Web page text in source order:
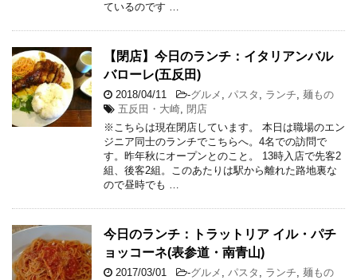
ているのです …
【閉店】今日のランチ：イタリアンバル
バローレ(五反田)
2018/04/11 -グルメ , パスタ , ランチ, 麺もの
五反田・大崎, 閉店
※こちらは現在閉店しています。 本日は職場のエン
ジニア同士のランチでこちらへ。4名での訪問で
す。昨年秋にオープンとのこと。 13時入店で先客2
組、後客2組。このあたりは駅から離れた路地裏な
ので昼時でも …
今日のランチ：トラットリア イル・パチ
ョッコーネ(表参道・南青山)
2017/03/01 -グルメ , パスタ , ランチ, 麺もの